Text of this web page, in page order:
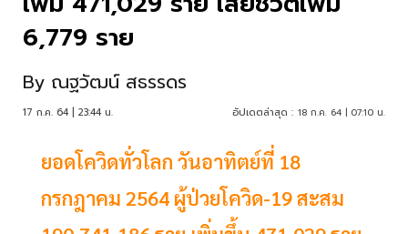
6,779 ราย
By ณฐวัฒน์ สธรรดร
17 ก.ค. 64 | 23:44 น. อัปเดตล่าสุด : 18 ก.ค. 64 | 07:10 น.
ยอดโควิดทั่วโลก วันอาทิตย์ที่ 18
กรกฎาคม 2564 ผู้ป่วยโควิด-19 สะสม